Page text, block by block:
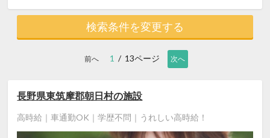
検索条件を変更する
前へ 1 / 13ページ 次へ
長野県東筑摩郡朝日村の施設
高時給｜車通勤OK｜学歴不問｜うれしい高時給！